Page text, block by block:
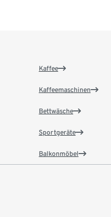
Kaffee
Kaffeemaschinen
Bettwäsche
Sportgeräte
Balkonmöbel